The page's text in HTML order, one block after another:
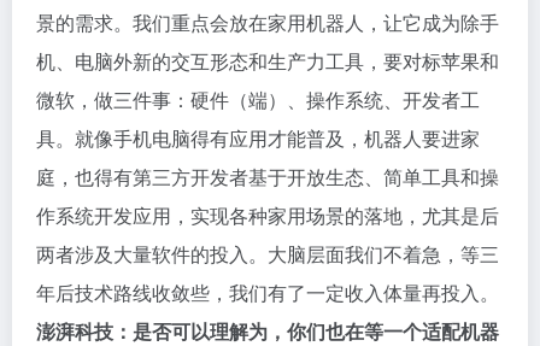
景的需求。我们重点会放在家用机器人，让它成为除手
机、电脑外新的交互形态和生产力工具，要对标苹果和
微软，做三件事：硬件（端）、操作系统、开发者工
具。就像手机电脑得有应用才能普及，机器人要进家
庭，也得有第三方开发者基于开放生态、简单工具和操
作系统开发应用，实现各种家用场景的落地，尤其是后
两者涉及大量软件的投入。大脑层面我们不着急，等三
年后技术路线收敛些，我们有了一定收入体量再投入。
澎湃科技：是否可以理解为，你们也在等一个适配机器